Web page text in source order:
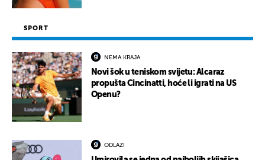
SPORT
NEMA KRAJA
Novi šok u teniskom svijetu: Alcaraz
propušta Cincinatti, hoće li igrati na US
Openu?
ODLAZI